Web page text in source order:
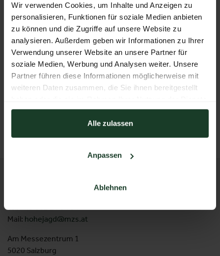
Wir verwenden Cookies, um Inhalte und Anzeigen zu
personalisieren, Funktionen für soziale Medien anbieten
zu können und die Zugriffe auf unsere Website zu
analysieren. Außerdem geben wir Informationen zu Ihrer
Verwendung unserer Website an unsere Partner für
soziale Medien, Werbung und Analysen weiter. Unsere
Partner führen diese Informationen möglicherweise mit
weiteren Daten zusammen, die Sie ihnen bereitgestellt
gesammelt haben.
Alle zulassen
Anpassen
Ablehnen
2 Erhebung von Daten durch die
Messezentrum Salzburg GmbH
3 Datenschutz während Ihres Online-
Aufenthalts
4 Datenschutz während Ihres Aufenthalts
vor Ort
5 Betroffenenrechte
Tel:+43 662 24 04 94
Mail: hohejagd@mzs.at
Am Messezentrum 1
5020 Salzburg